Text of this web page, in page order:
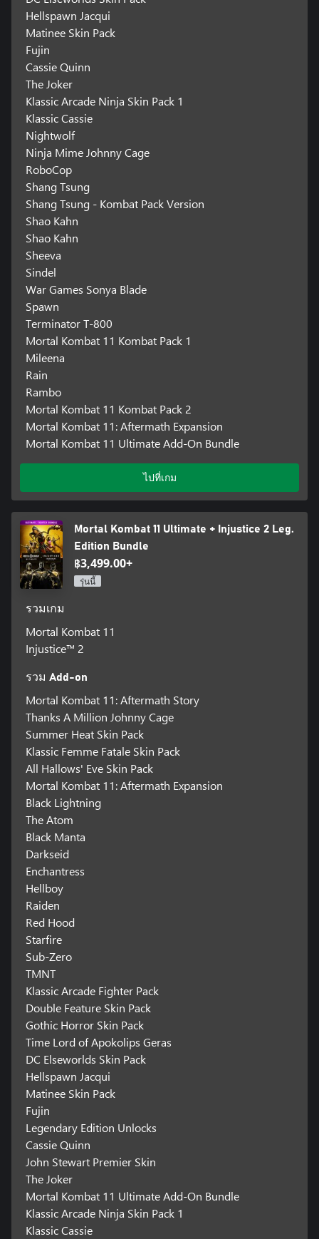
Hellspawn Jacqui
Matinee Skin Pack
Fujin
Cassie Quinn
The Joker
Klassic Arcade Ninja Skin Pack 1
Klassic Cassie
Nightwolf
Ninja Mime Johnny Cage
RoboCop
Shang Tsung
Shang Tsung - Kombat Pack Version
Shao Kahn
Shao Kahn
Sheeva
Sindel
War Games Sonya Blade
Spawn
Terminator T-800
Mortal Kombat 11 Kombat Pack 1
Mileena
Rain
Rambo
Mortal Kombat 11 Kombat Pack 2
Mortal Kombat 11: Aftermath Expansion
Mortal Kombat 11 Ultimate Add-On Bundle
ไปที่เกม
Mortal Kombat 11 Ultimate + Injustice 2 Leg.
Edition Bundle
฿3,499.00+
รุ่นนี้
รวมเกม
Mortal Kombat 11
Injustice™ 2
รวม Add-on
Mortal Kombat 11: Aftermath Story
Thanks A Million Johnny Cage
Summer Heat Skin Pack
Klassic Femme Fatale Skin Pack
All Hallows' Eve Skin Pack
Mortal Kombat 11: Aftermath Expansion
Black Lightning
The Atom
Black Manta
Darkseid
Enchantress
Hellboy
Raiden
Red Hood
Starfire
Sub-Zero
TMNT
Klassic Arcade Fighter Pack
Double Feature Skin Pack
Gothic Horror Skin Pack
Time Lord of Apokolips Geras
DC Elseworlds Skin Pack
Hellspawn Jacqui
Matinee Skin Pack
Fujin
Legendary Edition Unlocks
Cassie Quinn
John Stewart Premier Skin
The Joker
Mortal Kombat 11 Ultimate Add-On Bundle
Klassic Arcade Ninja Skin Pack 1
Klassic Cassie